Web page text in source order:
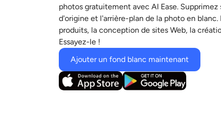
photos gratuitement avec AI Ease.
d'origine et l'arrière-plan de la photo en blanc.
produits, la conception de sites Web, la
Essayez-le !
Ajouter un fond blanc maintenant